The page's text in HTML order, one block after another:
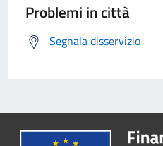
Problemi in città
Segnala disservizio